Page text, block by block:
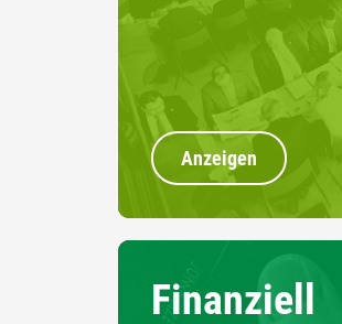
Anzeigen
Finanziell